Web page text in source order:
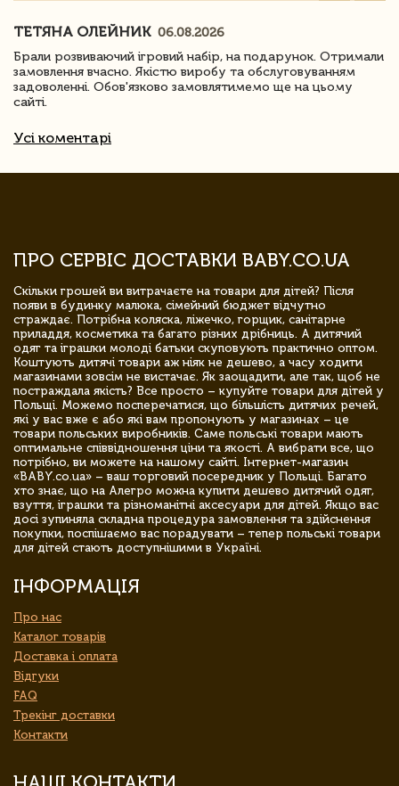
ТЕТЯНА ОЛЕЙНИК 06.08.2026
Брали розвиваючий ігровий набір, на подарунок. Отримали
замовлення вчасно. Якістю виробу та обслуговуванням
задоволенні. Обов'язково замовлятимемо ще на цьому
сайті.
Усі коментарі
ПРО СЕРВІС ДОСТАВКИ BABY.CO.UA
Скільки грошей ви витрачаєте на товари для дітей? Після
появи в будинку малюка, сімейний бюджет відчутно
страждає. Потрібна коляска, ліжечко, горщик, санітарне
приладдя, косметика та багато різних дрібниць. А дитячий
одяг та іграшки молоді батьки скуповують практично оптом.
Коштують дитячі товари аж ніяк не дешево, а часу ходити
магазинами зовсім не вистачає. Як заощадити, але так, щоб не
постраждала якість? Все просто – купуйте товари для дітей у
Польщі. Можемо посперечатися, що більшість дитячих речей,
які у вас вже є або які вам пропонують у магазинах – це
товари польських виробників. Саме польські товари мають
оптимальне співвідношення ціни та якості. А вибрати все, що
потрібно, ви можете на нашому сайті. Інтернет-магазин
«BABY.co.ua» – ваш торговий посередник у Польщі. Багато
хто знає, що на Алегро можна купити дешево дитячий одяг,
взуття, іграшки та різноманітні аксесуари для дітей. Якщо вас
досі зупиняла складна процедура замовлення та здійснення
покупки, поспішаємо вас порадувати – тепер польські товари
для дітей стають доступнішими в Україні.
ІНФОРМАЦІЯ
Про нас
Каталог товарів
Доставка і оплата
Відгуки
FAQ
Трекінг доставки
Контакти